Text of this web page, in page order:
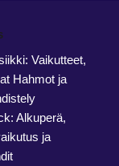
Vaikutteet,
Hahmot ja
Alkuperä,
ja